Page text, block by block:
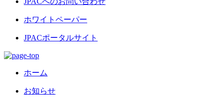
ホワイトペーパー
JPACポータルサイト
ホーム
お知らせ